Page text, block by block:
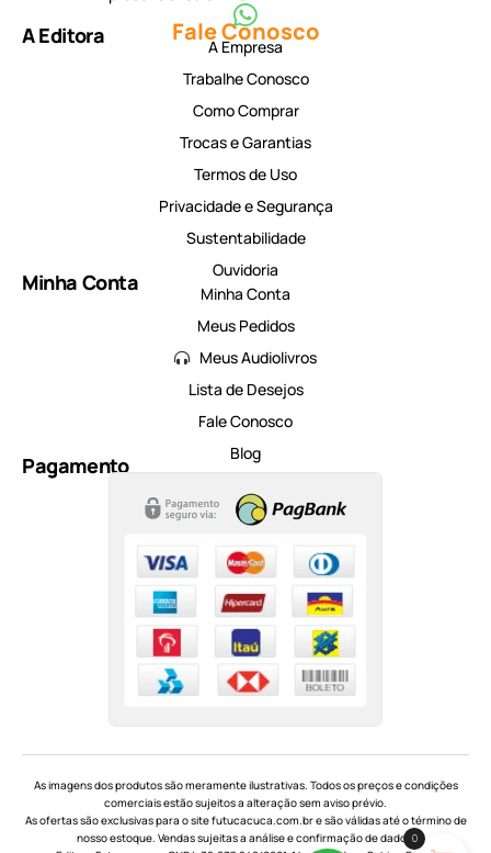
Fale Conosco
A Editora
A Empresa
Trabalhe Conosco
Como Comprar
Trocas e Garantias
Termos de Uso
Privacidade e Segurança
Sustentabilidade
Ouvidoria
Minha Conta
Minha Conta
Meus Pedidos
Meus Audiolivros
Lista de Desejos
Fale Conosco
Blog
Pagamento
As imagens dos produtos são meramente ilustrativas. Todos os preços e condições
comerciais estão sujeitos a alteração sem aviso prévio.
As ofertas são exclusivas para o site futucacuca.com.br e são válidas até o término de
nosso estoque. Vendas sujeitas a análise e confirmação de dados.0